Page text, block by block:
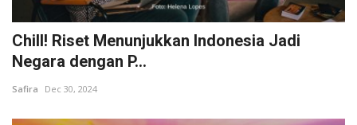
Chill! Riset Menunjukkan Indonesia Jadi
Negara dengan P...
Safira Dec 30, 2024